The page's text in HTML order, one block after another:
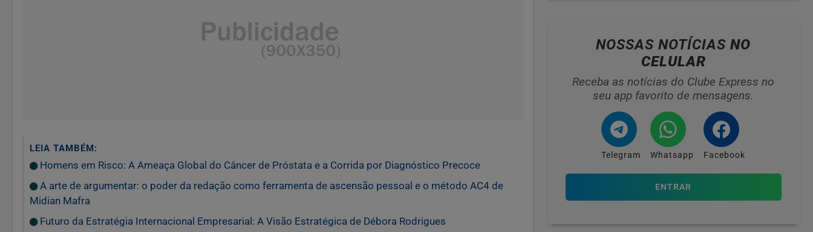
LEIA TAMBÉM:
Homens em Risco: A Ameaça Global do Câncer de Próstata e a Corrida por Diagnóstico Precoce
A arte de argumentar: o poder da redação como ferramenta de ascensão pessoal e o método AC4 de
Midian Mafra
Futuro da Estratégia Internacional Empresarial: A Visão Estratégica de Débora Rodrigues
NOSSAS NOTÍCIASNO
CELULAR
Receba as notícias do Clube Express no
seu app favorito de mensagens.
Telegram Whatsapp Facebook
ENTRAR